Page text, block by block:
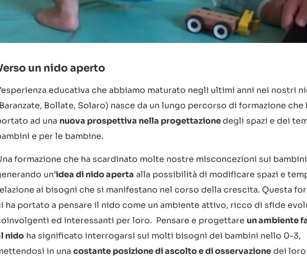
un nido aperto
educativa che abbiamo maturato negli ultimi anni nei nostri
Bollate, Solaro) nasce da un lungo percorso di formazione che
ad una nuova prospettiva nella progettazionedegli spazi e dei
e per le bambine.
formazione che ha scardinato molte nostre misconcezioni sui
un’idea di nido aperta alla possibilità di modificare spazi e
ai bisogni che si manifestano nel corso della crescita. Questa
ha portato a pensare il nido come un ambiente attivo, ricco di sfide
ed interessanti per loro. Pensare e progettare un ambiente
nidoha significato interrogarsi sui molti bisogni dei bambini nello 0-3,
in una costante posizione di ascolto e di osservazionedei loro